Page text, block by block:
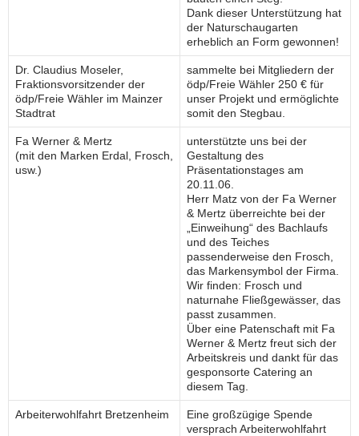
Dank dieser Unterstützung hat
der Naturschaugarten
erheblich an Form gewonnen!
Dr. Claudius Moseler,
Fraktionsvorsitzender der
ödp/Freie Wähler im Mainzer
Stadtrat
sammelte bei Mitgliedern der
ödp/Freie Wähler 250 € für
unser Projekt und ermöglichte
somit den Stegbau.
Fa Werner & Mertz
(mit den Marken Erdal, Frosch,
usw.)
unterstützte uns bei der
Gestaltung des
Präsentationstages am
20.11.06.
Herr Matz von der Fa Werner
& Mertz überreichte bei der
„Einweihung“ des Bachlaufs
und des Teiches
passenderweise den Frosch,
das Markensymbol der Firma.
Wir finden: Frosch und
naturnahe Fließgewässer, das
passt zusammen.
Über eine Patenschaft mit Fa
Werner & Mertz freut sich der
Arbeitskreis und dankt für das
gesponsorte Catering an
diesem Tag.
Arbeiterwohlfahrt Bretzenheim
Eine großzügige Spende
versprach Arbeiterwohlfahrt